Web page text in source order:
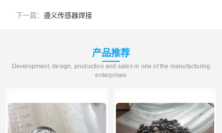
下一篇： 遵义传感器焊接
产品推荐
Development, design, production and sales in one of the manufacturing
enterprises